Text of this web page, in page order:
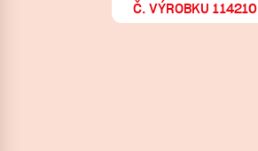
Č. VÝROBKU 114210